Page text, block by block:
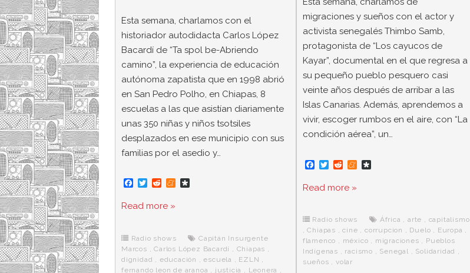
Esta semana, charlamos con el
historiador autodidacta Carlos López
Bacardí de “Ta spol be-Abriendo
camino”, la experiencia de educación
autónoma zapatista que en 1998 abrió
en San Pedro Polho, en Chiapas, 8
escuelas a las que asistían diariamente
unas 350 niñas y niños tsotsiles
desplazados en ese municipio con sus
familias por el asedio y…
F
e
o
k
T
t
r
R
d
M
e
r
a
Read more »
Radio shows
Capitán Insurgente
Marcos ,Carlos López Bacardí Chiapas
dignidad
educación ,escuela EZLN
fernando leon de aranoa
justicia Leonera
migraciones y sueños con el actor y
activista senegalés Thimbo Samb,
protagonista de “Los cayucos de
Kayar”, documental en el que regresa a
su pequeño pueblo pesquero casi
veinte años después de arribar a las
Islas Canarias. Además, aprendemos a
vivir, escoger rumbos en el aire, con “La
condición aérea”, un…
F
e
o
k
T
t
r
R
d
M
e
D
r
a
Read more »
Radio shows África ,arte , capitalismo
,Chiapas ,cine ,corrupcion , Duelo , Europa ,
flamenco , méxico , migraciones , Pueblos
Indígenas , racismo , Senegal , Solidaridad ,
sueños ,volar